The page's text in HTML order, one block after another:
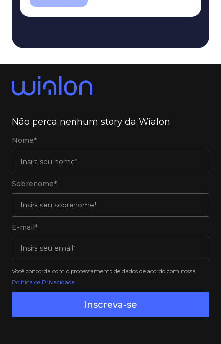
Não perca nenhum story da Wialon
Nome*
Sobrenome*
E-mail*
Você concorda com o processamento de dados de acordo com nossa
Política de Privacidade.
Inscreva-se